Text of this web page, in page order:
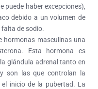
puede haber excepciones),
debido a un volumen de
de sodio.
hormonas masculinas una
Esta hormona es
glándula adrenal tanto en
son las que controlan la
inicio de la pubertad. La